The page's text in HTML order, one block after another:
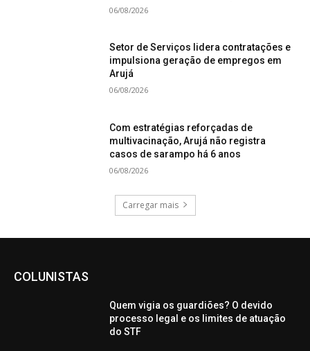
06/08/2026
Setor de Serviços lidera contratações e
impulsiona geração de empregos em
Arujá
06/08/2026
Com estratégias reforçadas de
multivacinação, Arujá não registra
casos de sarampo há 6 anos
06/08/2026
Carregar mais
COLUNISTAS
Quem vigia os guardiões? O devido
processo legal e os limites de atuação
do STF